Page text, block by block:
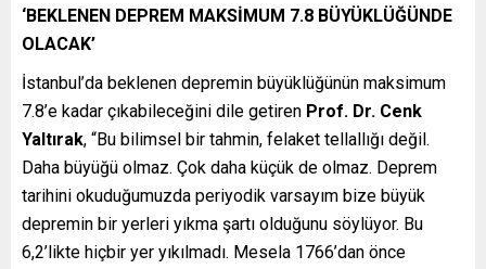
‘BEKLENEN DEPREM MAKSİMUM 7.8 BÜYÜKLÜĞÜNDE
OLACAK’
İstanbul’da beklenen depremin büyüklüğünün maksimum
7.8’e kadar çıkabileceğini dile getiren Prof. Dr. Cenk
Yaltırak, “Bu bilimsel bir tahmin, felaket tellallığı değil.
Daha büyüğü olmaz. Çok daha küçük de olmaz. Deprem
tarihini okuduğumuzda periyodik varsayım bize büyük
depremin bir yerleri yıkma şartı olduğunu söylüyor. Bu
6,2’likte hiçbir yer yıkılmadı. Mesela 1766’dan önce